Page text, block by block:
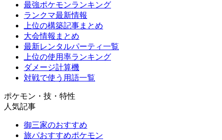
最強ポケモンランキング
ランクマ最新情報
上位の構築記事まとめ
大会情報まとめ
最新レンタルパーティ一覧
上位の使用率ランキング
ダメージ計算機
対戦で使う用語一覧
ポケモン・技・特性
人気記事
御三家のおすすめ
旅パおすすめポケモン